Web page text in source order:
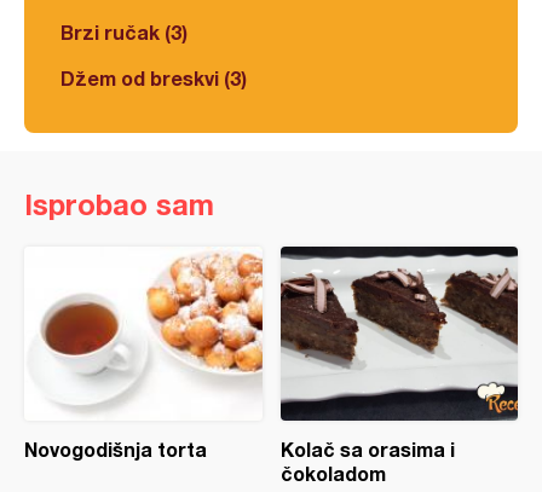
Brzi ručak (3)
Džem od breskvi (3)
Isprobao sam
Novogodišnja torta
Kolač sa orasima i
čokoladom